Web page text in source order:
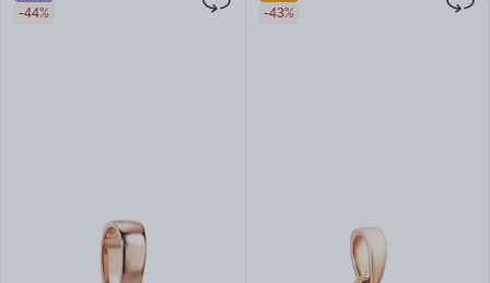
-44%
-43%